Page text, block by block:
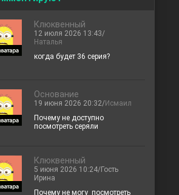
Клюквенный
12 июля 2026 13:43/
Наталья
когда будет 36 серия?
Основание
19 июня 2026 20:32/Исмаил
Почему не доступно
посмотреть серяли
Клюквенный
5 июня 2026 10:24/Гость
Ирина
Почему не могу посмотреть